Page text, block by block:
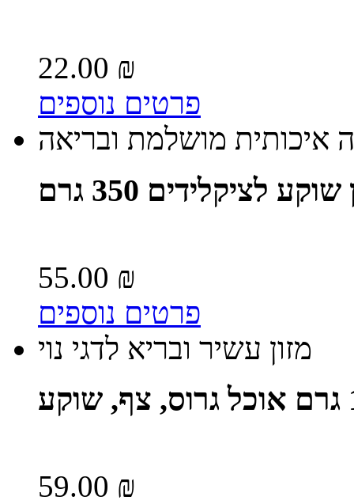
22.00 ₪
פרטים נוספים
איכותית מושלמת ובריאה
לציקלידים 350 גרם
55.00 ₪
פרטים נוספים
מזון עשיר ובריא לדגי נוי
59.00 ₪